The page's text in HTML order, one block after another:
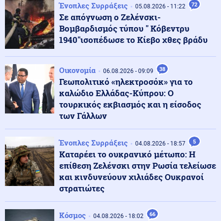
Κοινωνία 06.08.2026 - 16:17
Άνδρας επιδείκνυε τα γεννητικά του όργανα σε
ανήλικα στον Άβαντα
Στα άκρα η σύγκρουση: Σφοδρά ουκρανικά πλήγματα
σε ενεργειακές υποδομές της Ρωσίας – Μαύρα
σύννεφα καπνού στο Γιαροσλάβλ
Κόσμος 06.08.2026 - 16:01
Γερμανία: Drone-βόμβα βρέθηκε δίπλα σε Antonov που
Κοινωνία 06.08.2026 - 15:48
Θανατηφόρα επιδρομή για καλώδια στον Άγιο Στέφανο:
72χρονος βρέθηκε νεκρός σε ΙΧ – Έφυγαν και τον
Ένοπλες Συρράξεις 05.08.2026 - 11:22 72
Σε απόγνωση ο Ζελένσκι-
Βομβαρδισμός τύπου " Κόβεντρυ
1940"ισοπέδωσε το Κίεβο χθες βράδυ
Οικονομία 06.08.2026 - 09:09 38
Γεωπολιτικό «ηλεκτροσόκ» για το
καλώδιο Ελλάδας-Κύπρου: Ο
τουρκικός εκβιασμός και η είσοδος
των Γάλλων
Ένοπλες Συρράξεις 04.08.2026 - 18:57 5
Καταρέει το ουκρανικό μέτωπο: Η
επίθεση Ζελένσκι στην Ρωσία τελείωσε
και κινδυνεύουν χιλιάδες Ουκρανοί
στρατιώτες
Κόσμος 04.08.2026 - 18:02 66